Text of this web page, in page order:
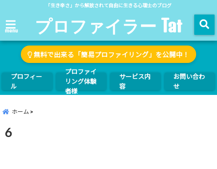
「生き辛さ」から解放されて自由に生きる心理士のブログ
menu プロファイラー Tat
無料で出来る「簡易プロファイリング」を公開中！
プロフィー
ル
プロファイ
リング体験
者様
サービス内
容
お問い合わ
せ
ホーム
6